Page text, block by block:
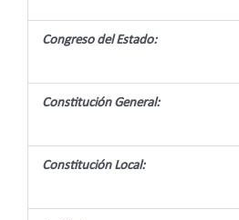
Congreso del Estado:
Constitución General:
Constitución Local: